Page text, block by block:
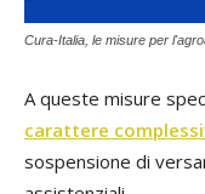
Cura-Italia, le misure per
A queste misure
carattere
sospensione di